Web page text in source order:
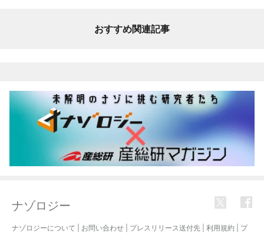
おすすめ関連記事
ナゾロジー
ナゾロジーについて お問い合わせ プレスリリース送付先 利用規約
プ